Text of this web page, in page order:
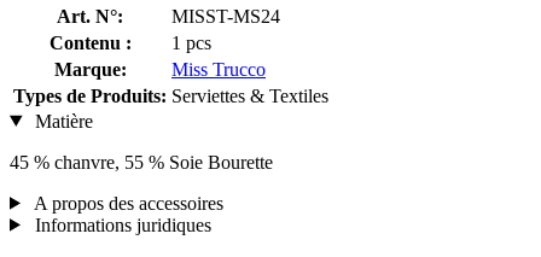
Art. N°:
MISST-MS24
Contenu :
1 pcs
Marque:
Miss Trucco
Types de Produits: Serviettes & Textiles
Matière
45 % chanvre, 55 % Soie Bourette
A propos des accessoires
Informations juridiques